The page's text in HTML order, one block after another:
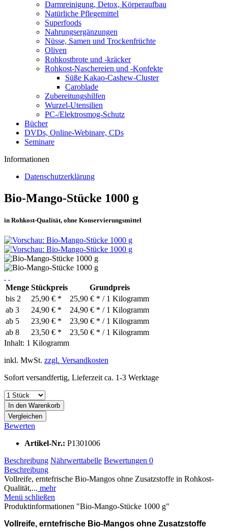
Darmreinigung, Detox, Körperaufbau
Natürliche Pflegemittel
Superfoods
Nahrungsergänzungen
Nüsse, Samen und Trockenfrüchte
Oliven
Rohkostbrote und -kräcker
Rohkost-Naschereien und -Konfekte
Süße Kakao-Cashew-Cluster
Caroblade
Zubereitungshilfen
Wurzel-Utensilien
PC-/Elektrosmog-Schutz
Bücher
DVDs, Online-Webinare, CDs
Seminare
Informationen
Datenschutzerklärung
Bio-Mango-Stücke 1000 g
in Rohkost-Qualität, ohne Konservierungsmittel
Menge Stückpreis
Grundpreis
bis 2 25,90 € *
25,90 € * / 1 Kilogramm
ab 3 24,90 € *
24,90 € * / 1 Kilogramm
ab 5 23,90 € *
23,90 € * / 1 Kilogramm
ab 8 23,50 € *
23,50 € * / 1 Kilogramm
Inhalt: 1 Kilogramm
inkl. MwSt. zzgl. Versandkosten
Sofort versandfertig, Lieferzeit ca. 1-3 Werktage
In den Warenkorb
Vergleichen
Bewerten
Artikel-Nr.: P1301006
Beschreibung Nährwerttabelle Bewertungen 0
Beschreibung
Vollreife, erntefrische Bio-Mangos ohne Zusatzstoffe in Rohkost-
Qualität,... mehr
Menü schließen
Produktinformationen "Bio-Mango-Stücke 1000 g"
Vollreife, erntefrische Bio-Mangos ohne Zusatzstoffe